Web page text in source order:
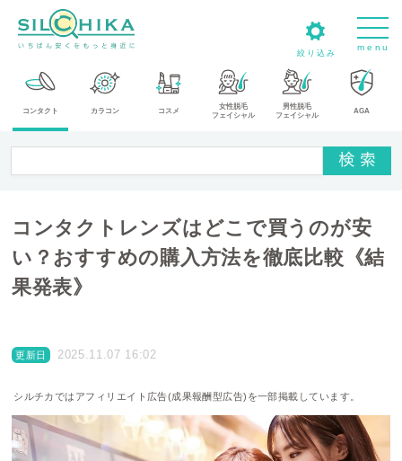
m e n u
コンタクト カラコン コスメ
女性脱毛
フェイシャル
男性脱毛
フェイシャル
AGA
コンタクトレンズはどこで買うのが安
い？おすすめの購入方法を徹底比較《結
果発表》
更新日 2025.11.07 16:02
シルチカではアフィリエイト広告(成果報酬型広告)を一部掲載しています。
絞り込み
カ
テ
ゴ
ー
カ
ー
プ
送
料